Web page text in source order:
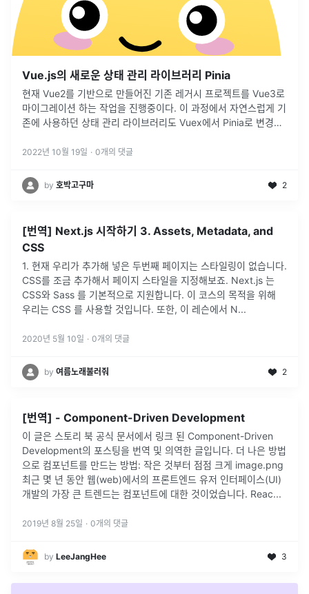
Vue.js의 새로운 상태 관리 라이브러리 Pinia
현재 Vue2를 기반으로 만들어진 기존 레거시 프로젝트를 Vue3로
마이그레이션 하는 작업을 진행중이다. 이 과정에서 자연스럽게 기
존에 사용하던 상태 관리 라이브러리도 Vuex에서 Pinia로 변경하
Vu...
2022년 10월 19일 · 0개의 댓글
by 호박고구마 2
[번역] Next.js 시작하기 3. Assets, Metadata, and
CSS
1. 현재 우리가 추가해 넣은 두번째 페이지는 스타일링이 없습니다.
CSS를 조금 추가해서 페이지 스타일을 지정해보죠. Next.js 는
CSS와 Sass 를 기본적으로 지원합니다. 이 코스의 목적을 위해
우리는 CSS 를 사용할 것입니다. 또한, 이 레슨에서 N...
2020년 5월 10일 · 0개의 댓글
by 여름노래불러줘 2
[번역] - Component-Driven Development
이 글은 스토리 북 공식 문서에서 링크 된 Component-Driven
Development의 포스팅을 번역 및 의역한 글입니다. 더 나은 방법
으로 컴포넌트를 만드는 방법: 작은 것부터 점점 크게 image.png
최근 몇 년 동안 웹(web)에서의 프론트엔드 유저 인터페이스(UI)
개발의 가장 큰 트렌드는 컴포넌트에 대한 것이었습니다. Reac...
2019년 8월 25일 · 0개의 댓글
by LeeJangHee 3